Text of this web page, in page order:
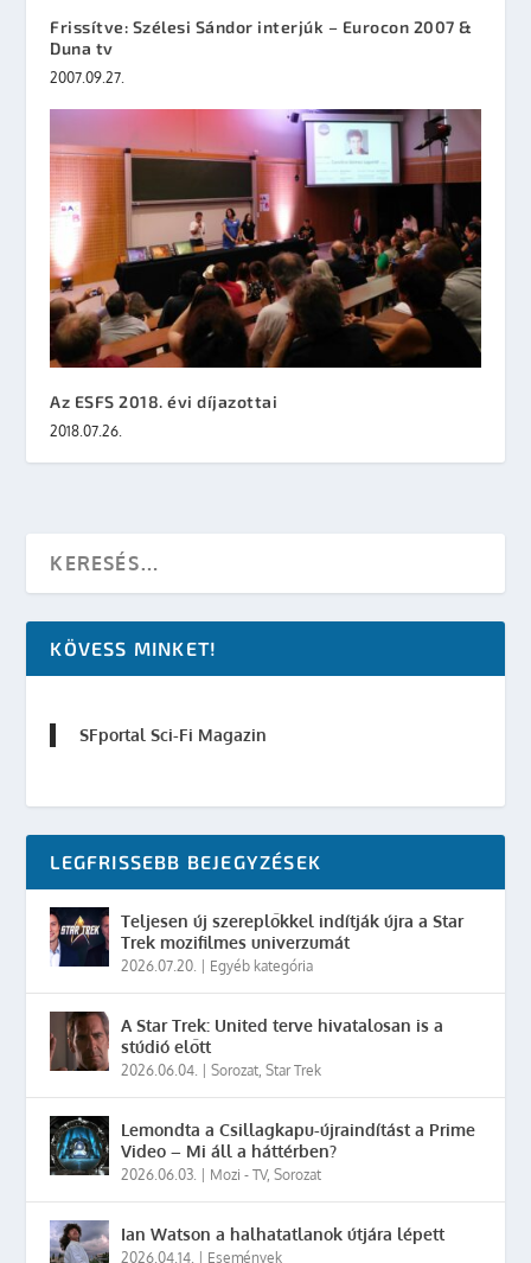
Frissítve: Szélesi Sándor interjúk – Eurocon 2007 &
Duna tv
2007.09.27.
Az ESFS 2018. évi díjazottai
2018.07.26.
KÖVESS MINKET!
SFportal Sci-Fi Magazin
LEGFRISSEBB BEJEGYZÉSEK
Teljesen új szereplőkkel indítják újra a Star
Trek mozifilmes univerzumát
2026.07.20. Egyéb kategória
A Star Trek: United terve hivatalosan is a
stúdió előtt
2026.06.04. |Sorozat ,Star Trek
Lemondta a Csillagkapu-újraindítást a Prime
Video – Mi áll a háttérben?
2026.06.03. Mozi - TV,Sorozat
Ian Watson a halhatatlanok útjára lépett
2026.04.14. Események